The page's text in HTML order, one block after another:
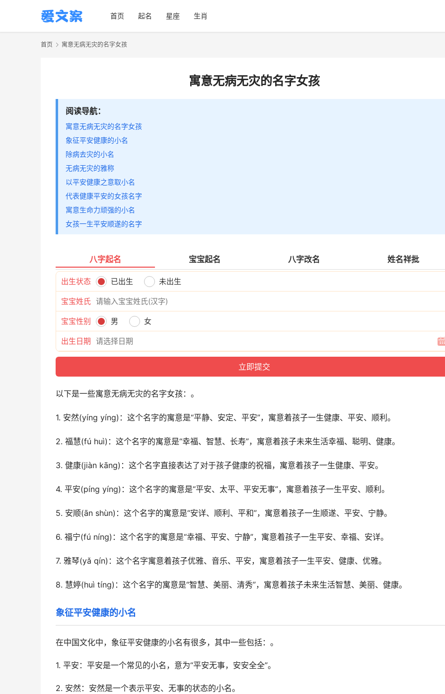
首页 起名 星座 生肖
首页 寓意无病无灾的名字女孩
寓意无病无灾的名字女孩
阅读导航：
寓意无病无灾的名字女孩
象征平安健康的小名
除病去灾的小名
无病无灾的雅称
以平安健康之意取小名
代表健康平安的女孩名字
寓意生命力顽强的小名
女孩一生平安顺遂的名字
八字起名 宝宝起名 八字改名 姓名祥批
出生状态 已出生 未出生
宝宝姓氏
宝宝性别 男 女
出生日期
以下是一些寓意无病无灾的名字女孩：。
1. 安然(yíng yíng)：这个名字的寓意是“平静、安定、平安”，寓意着孩子一生健康、平安、顺利。
2. 福慧(fú huì)：这个名字的寓意是“幸福、智慧、长寿”，寓意着孩子未来生活幸福、聪明、健康。
3. 健康(jiàn kāng)：这个名字直接表达了对于孩子健康的祝福，寓意着孩子一生健康、平安。
4. 平安(píng yíng)：这个名字的寓意是“平安、太平、平安无事”，寓意着孩子一生平安、顺利。
5. 安顺(ān shùn)：这个名字的寓意是“安详、顺利、平和”，寓意着孩子一生顺遂、平安、宁静。
6. 福宁(fú níng)：这个名字的寓意是“幸福、平安、宁静”，寓意着孩子一生平安、幸福、安详。
7. 雅琴(yǎ qín)：这个名字寓意着孩子优雅、音乐、平安，寓意着孩子一生平安、健康、优雅。
8. 慧婷(huì tíng)：这个名字的寓意是“智慧、美丽、清秀”，寓意着孩子未来生活智慧、美丽、健康。
象征平安健康的小名
在中国文化中，象征平安健康的小名有很多，其中一些包括：。
1. 平安：平安是一个常见的小名，意为“平安无事，安安全全”。
2. 安然：安然是一个表示平安、无事的状态的小名。